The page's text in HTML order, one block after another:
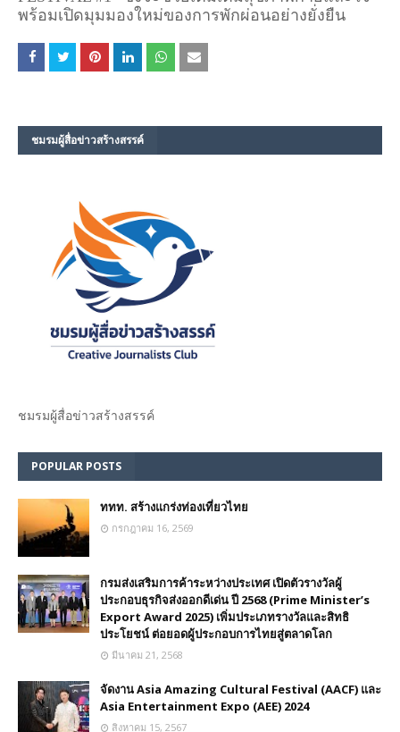
พร้อมเปิดมุมมองใหม่ของการพักผ่อนอย่างยั่งยืน
ชมรม​ผู้สื่อข่าวสร้างสรรค์​
ชมรม​ผู้สื่อข่าวสร้างสรรค์​
POPULAR POSTS
ททท. สร้างแกร่งท่องเที่ยวไทย
กรกฎาคม 16, 2569
กรมส่งเสริมการค้าระหว่างประเทศ เปิดตัวรางวัลผู้
ประกอบธุรกิจส่งออกดีเด่น ปี 2568 (Prime Minister’s
Export Award 2025) เพิ่มประเภทรางวัลและสิทธิ
ประโยชน์ ต่อยอดผู้ประกอบการไทยสู่ตลาดโลก
มีนาคม 21, 2568
จัดงาน Asia Amazing Cultural Festival (AACF) และ
Asia Entertainment Expo (AEE) 2024
สิงหาคม 15, 2567